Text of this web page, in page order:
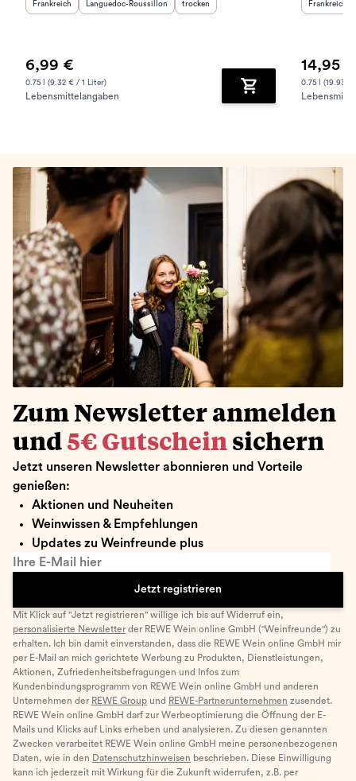
Herkunftsland
Frankreich Herkunftsregion:
Languedoc-Roussillon Geschmack
trocken
6,99 €
0.75 l (9.32 € / 1 Liter)
Lebensmittelangaben Zum Warenkorb
Frankreich
14,95 €
0.75 l (19.93 €
Zum Newsletter anmelden
und 5€ Gutschein sichern
Jetzt unseren Newsletter abonnieren und Vorteile
genießen:
Aktionen und Neuheiten
Weinwissen & Empfehlungen
Updates zu Weinfreunde plus
Ihre E-Mail hier
Jetzt registrieren
Mit Klick auf "Jetzt registrieren" willige ich bis auf Widerruf ein,
personalisierte Newsletter der REWE Wein online GmbH ("Weinfreunde") zu
erhalten. Ich bin damit einverstanden, dass die REWE Wein online GmbH mir
per E-Mail an mich gerichtete Werbung zu Produkten, Dienstleistungen,
Aktionen, Zufriedenheitsbefragungen und Infos zum
Kundenbindungsprogramm von REWE Wein online GmbH und anderen
Unternehmen der REWE Group und REWE-Partnerunternehmen zusendet.
REWE Wein online GmbH darf zur Werbeoptimierung die Öffnung der E-
Mails und Klicks auf Links erheben und analysieren. Zu diesen genannten
Zwecken verarbeitet REWE Wein online GmbH meine personenbezogenen
Daten, wie in den Datenschutzhinweisen beschrieben. Diese Einwilligung
kann ich jederzeit mit Wirkung für die Zukunft widerrufen, z.B. per